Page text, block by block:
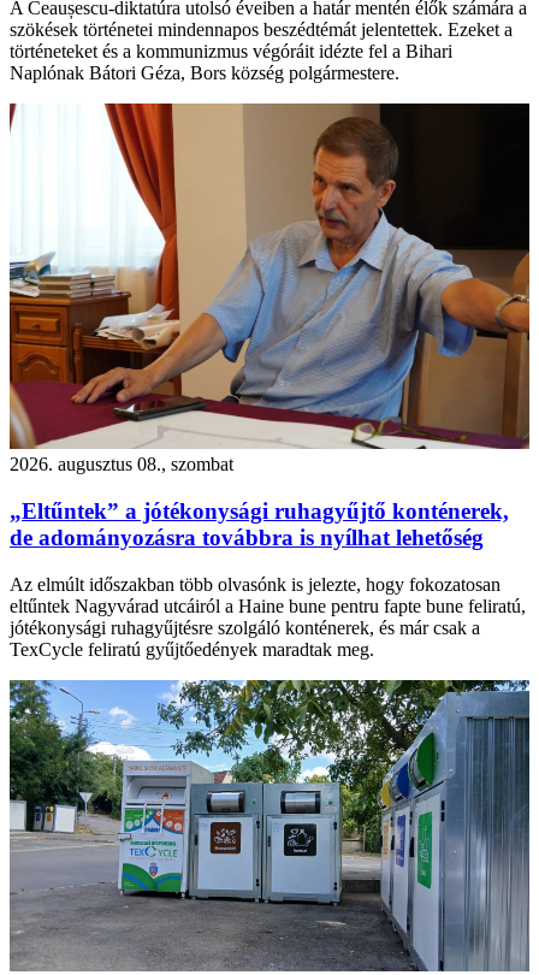
A Ceaușescu-diktatúra utolsó éveiben a határ mentén élők számára a
szökések történetei mindennapos beszédtémát jelentettek. Ezeket a
történeteket és a kommunizmus végóráit idézte fel a Bihari
Naplónak Bátori Géza, Bors község polgármestere.
2026. augusztus 08., szombat
„Eltűntek” a jótékonysági ruhagyűjtő konténerek,
de adományozásra továbbra is nyílhat lehetőség
Az elmúlt időszakban több olvasónk is jelezte, hogy fokozatosan
eltűntek Nagyvárad utcáiról a Haine bune pentru fapte bune feliratú,
jótékonysági ruhagyűjtésre szolgáló konténerek, és már csak a
TexCycle feliratú gyűjtőedények maradtak meg.